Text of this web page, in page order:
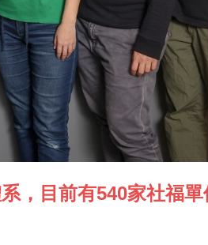
，目前有540家社福單